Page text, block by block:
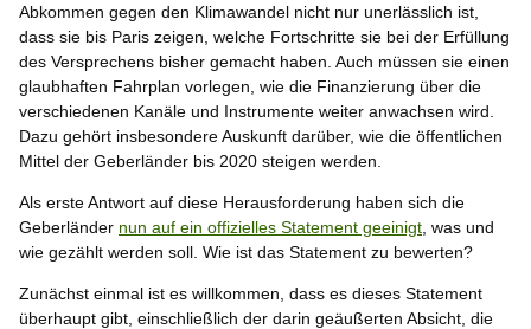
Abkommen gegen den Klimawandel nicht nur unerlässlich ist,
dass sie bis Paris zeigen, welche Fortschritte sie bei der Erfüllung
des Versprechens bisher gemacht haben. Auch müssen sie einen
glaubhaften Fahrplan vorlegen, wie die Finanzierung über die
verschiedenen Kanäle und Instrumente weiter anwachsen wird.
Dazu gehört insbesondere Auskunft darüber, wie die öffentlichen
Mittel der Geberländer bis 2020 steigen werden.
Als erste Antwort auf diese Herausforderung haben sich die
Geberländer nun auf ein offizielles Statement geeinigt , was und
wie gezählt werden soll. Wie ist das Statement zu bewerten?
Zunächst einmal ist es willkommen, dass es dieses Statement
überhaupt gibt, einschließlich der darin geäußerten Absicht, die